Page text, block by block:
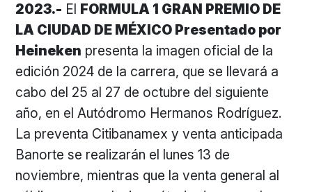
2023.- El FORMULA 1 GRAN PREMIO DE
LA CIUDAD DE MÉXICO Presentado por
Heineken presenta la imagen oficial de la
edición 2024 de la carrera, que se llevará a
cabo del 25 al 27 de octubre del siguiente
año, en el Autódromo Hermanos Rodríguez.
La preventa Citibanamex y venta anticipada
Banorte se realizarán el lunes 13 de
noviembre, mientras que la venta general al